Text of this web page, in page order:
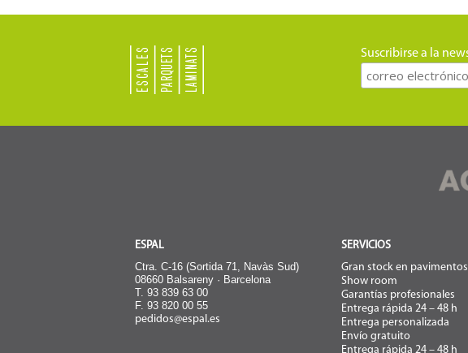
Suscribirse a la
ESPAL
Ctra. C-16 (Sortida 71, Navàs Sud)
08660 Balsareny · Barcelona
T. 93 839 63 00
F. 93 820 00 55
pedidos@espal.es
SERVICIOS
Gran stock en
Show room
Garantías profesionales
Entrega rápida 24 – 48 h
Entrega personalizada
Envío gratuito
Entrega rápida 24 – 48 h